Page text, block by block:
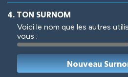
Woof
4. TON SURNOM
Voici le nom que les autres
vous :